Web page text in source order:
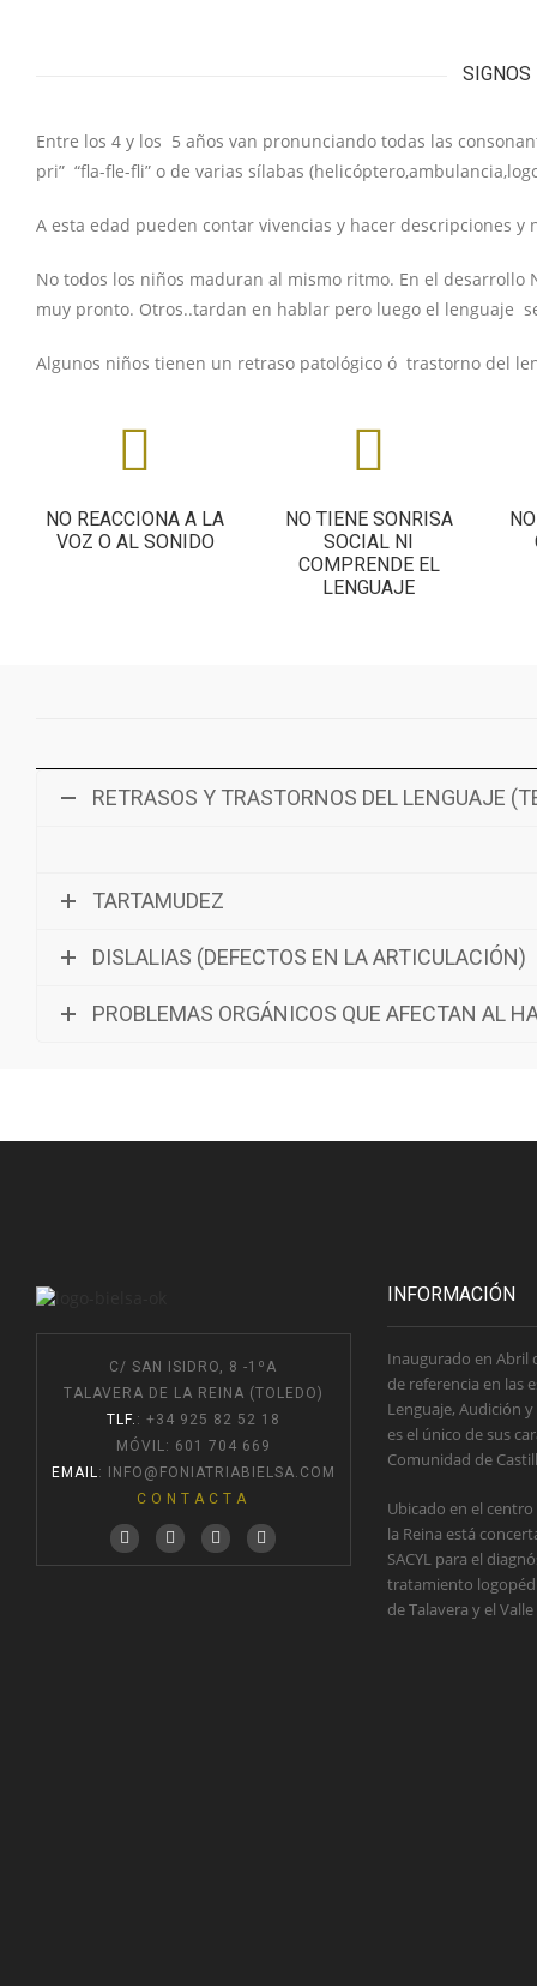
SIGNOS
Entre los 4 y los 5 años van pronunciando todas las
pri” “fla-fle-fli” o de varias sílabas
A esta edad pueden contar vivencias y hacer descripciones y
No todos los niños maduran al mismo ritmo. En el
muy pronto. Otros..tardan en hablar pero luego el lenguaje
Algunos niños tienen un retraso patológico ó trastorno del
NO REACCIONA A LA
VOZ O AL SONIDO
NO TIENE SONRISA
SOCIAL NI
COMPRENDE EL
LENGUAJE
RETRASOS Y TRASTORNOS DEL LENGUAJE
TARTAMUDEZ
DISLALIAS (DEFECTOS EN LA ARTICULACIÓN)
PROBLEMAS ORGÁNICOS QUE AFECTAN AL
C/ SAN ISIDRO, 8 -1ºA
TALAVERA DE LA REINA (TOLEDO)
TLF. : +34 925 82 52 18
MÓVIL: 601 704 669
EMAIL:
INFO@FONIATRIABIELSA.COM
CONTACTA
INFORMACIÓN
Inaugurado en Abril
de referencia en las
Lenguaje, Audición
es el único de sus
Comunidad de
Ubicado en el
la Reina está
SACYL para el
tratamiento
de Talavera y el